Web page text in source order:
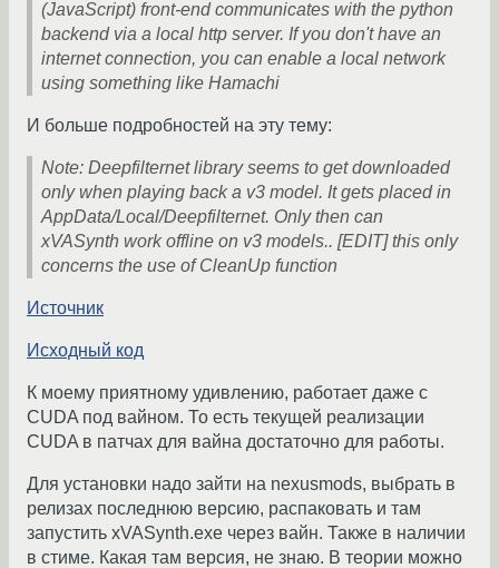
(JavaScript) front-end communicates with the python
backend via a local http server. If you don't have an
internet connection, you can enable a local network
using something like Hamachi
И больше подробностей на эту тему:
Note: Deepfilternet library seems to get downloaded
only when playing back a v3 model. It gets placed in
AppData/Local/Deepfilternet. Only then can
xVASynth work offline on v3 models.. [EDIT] this only
concerns the use of CleanUp function
Источник
Исходный код
К моему приятному удивлению, работает даже с
CUDA под вайном. То есть текущей реализации
CUDA в патчах для вайна достаточно для работы.
Для установки надо зайти на nexusmods, выбрать в
релизах последнюю версию, распаковать и там
запустить xVASynth.exe через вайн. Также в наличии
в стиме. Какая там версия, не знаю. В теории можно